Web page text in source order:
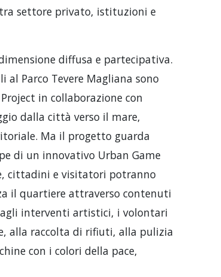
settore privato, istituzioni e
diffusa e partecipativa.
al Parco Tevere Magliana sono
in collaborazione con
dalla città verso il mare,
Ma il progetto guarda
di un innovativo Urban Game
cittadini e visitatori potranno
il quartiere attraverso contenuti
interventi artistici, i volontari
alla raccolta di rifiuti, alla pulizia
con i colori della pace,